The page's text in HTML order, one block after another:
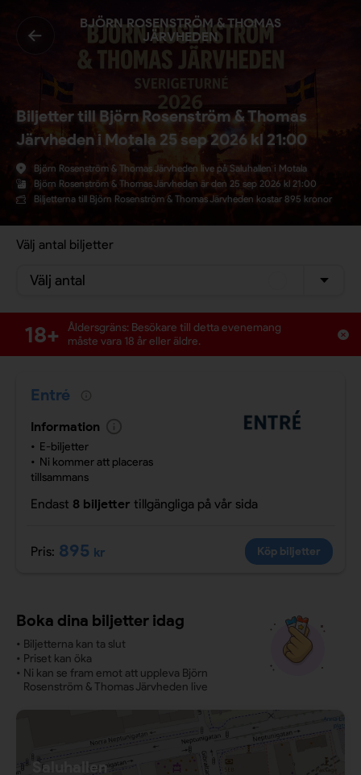
BJÖRN ROSENSTRÖM & THOMAS
JÄRVHEDEN
Biljetter till Björn Rosenström & Thomas
Järvheden i Motala 25 sep 2026 kl 21:00
Björn Rosenström & Thomas Järvheden live på Saluhallen i Motala
Björn Rosenström & Thomas Järvheden är den 25 sep 2026 kl 21:00
Biljetterna till Björn Rosenström & Thomas Järvheden kostar 895 kronor
Välj antal biljetter
Välj antal
18+
Åldersgräns: Besökare till detta evenemang
måste vara 18 år eller äldre.
Entré
Information
E-biljetter
Ni kommer att placeras
tillsammans
Endast 8 biljetter tillgängliga på vår sida
Pris: 895 kr Köp biljetter
Boka dina biljetter idag
• Biljetterna kan ta slut
• Priset kan öka
• Ni kan se fram emot att uppleva Björn
Rosenström & Thomas Järvheden live
Saluhallen